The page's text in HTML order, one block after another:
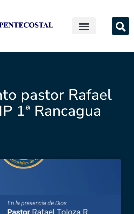
pastor Rafael
1ª Rancagua